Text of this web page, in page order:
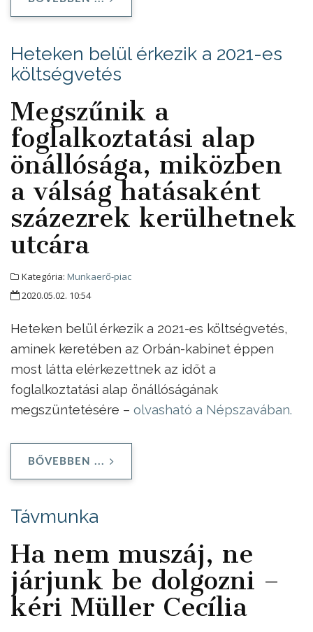
Heteken belül érkezik a 2021-es
költségvetés
Megszűnik a
foglalkoztatási alap
önállósága, miközben
a válság hatásaként
százezrek kerülhetnek
utcára
Kategória: Munkaerő-piac
2020.05.02. 10:54
Heteken belül érkezik a 2021-es költségvetés,
aminek keretében az Orbán-kabinet éppen
most látta elérkezettnek az időt a
foglalkoztatási alap önállóságának
megszüntetésére – olvasható a Népszavában.
BŐVEBBEN ...
Távmunka
Ha nem muszáj, ne
járjunk be dolgozni –
kéri Müller Cecília